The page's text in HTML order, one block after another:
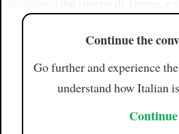
Continue the
Go further and experience
understand how Italian
Continue